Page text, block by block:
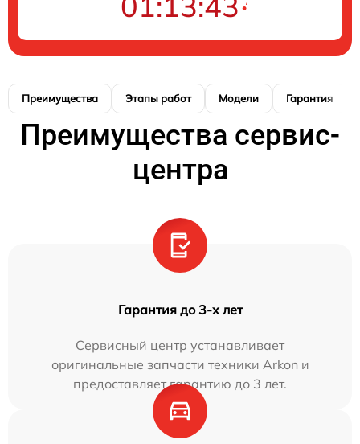
Преимущества Этапы работ Модели Гарантия
Преимущества сервис-
центра
Гарантия до 3-х лет
Сервисный центр устанавливает
оригинальные запчасти техники Arkon и
предоставляет гарантию до 3 лет.